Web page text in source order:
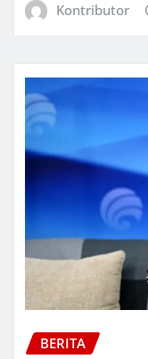
Kontributor
BERITA